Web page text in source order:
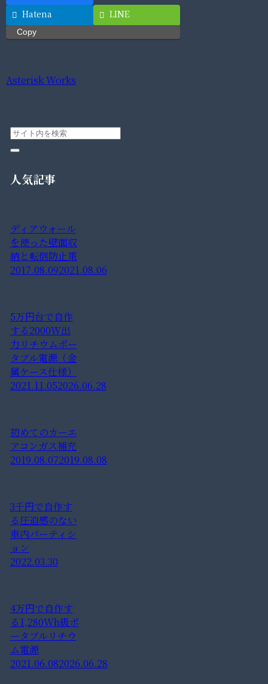
Hatena
LINE
Copy
Asterisk Works
人気記事
ディアウォール
を使った壁面収
納と転倒防止策
2017.08.092021.08.06
5万円台で自作
する2000W出
力リチウムポー
タブル電源（金
属ケース仕様）
2021.11.052026.06.28
初めてのカーエ
アコンガス補充
2019.08.072019.08.08
3千円で自作す
る圧迫感のない
車内パーティシ
ョン
2022.03.30
4万円で自作す
る1,280Wh級ポ
ータブルリチウ
ム電源
2021.06.082026.06.28